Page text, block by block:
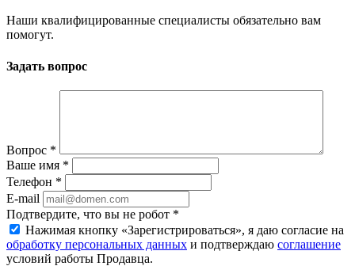
Наши квалифицированные специалисты обязательно вам
помогут.
Задать вопрос
Вопрос *
Ваше имя *
Телефон *
E-mail
Подтвердите, что вы не робот *
Нажимая кнопку «Зарегистрироваться», я даю согласие на
обработку персональных данных и подтверждаю соглашение
условий работы Продавца.